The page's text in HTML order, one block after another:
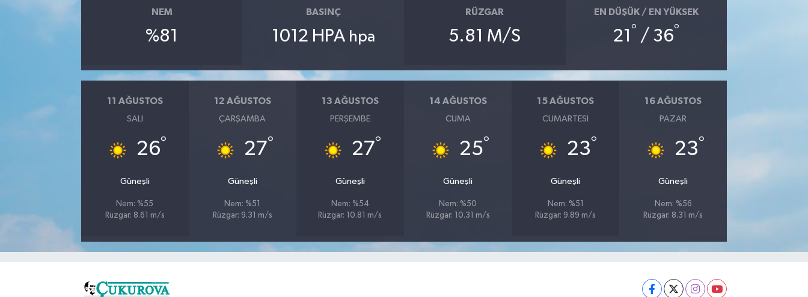
NEM
%81
BASINÇ
1012 HPA hpa
RÜZGAR
5.81 M/S
EN DÜŞÜK / EN YÜKSEK
21 ° / 36°
11 AĞUSTOS
SALI
26°
Güneşli
Nem: %55
Rüzgar: 8.61 m/s
12 AĞUSTOS
ÇARŞAMBA
27°
Güneşli
Nem: %51
Rüzgar: 9.31 m/s
13 AĞUSTOS
PERŞEMBE
27°
Güneşli
Nem: %54
Rüzgar: 10.81 m/s
14 AĞUSTOS
CUMA
25°
Güneşli
Nem: %50
Rüzgar: 10.31 m/s
15 AĞUSTOS
CUMARTESI
23°
Güneşli
Nem: %51
Rüzgar: 9.89 m/s
16 AĞUSTOS
PAZAR
23°
Güneşli
Nem: %56
Rüzgar: 8.31 m/s